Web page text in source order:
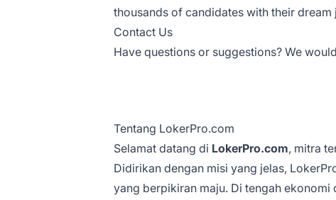
thousands of candidates with their dream
Contact Us
Have questions or suggestions? We
Tentang LokerPro.com
Selamat datang di LokerPro.com, mitra
Didirikan dengan misi yang jelas,
yang berpikiran maju. Di tengah